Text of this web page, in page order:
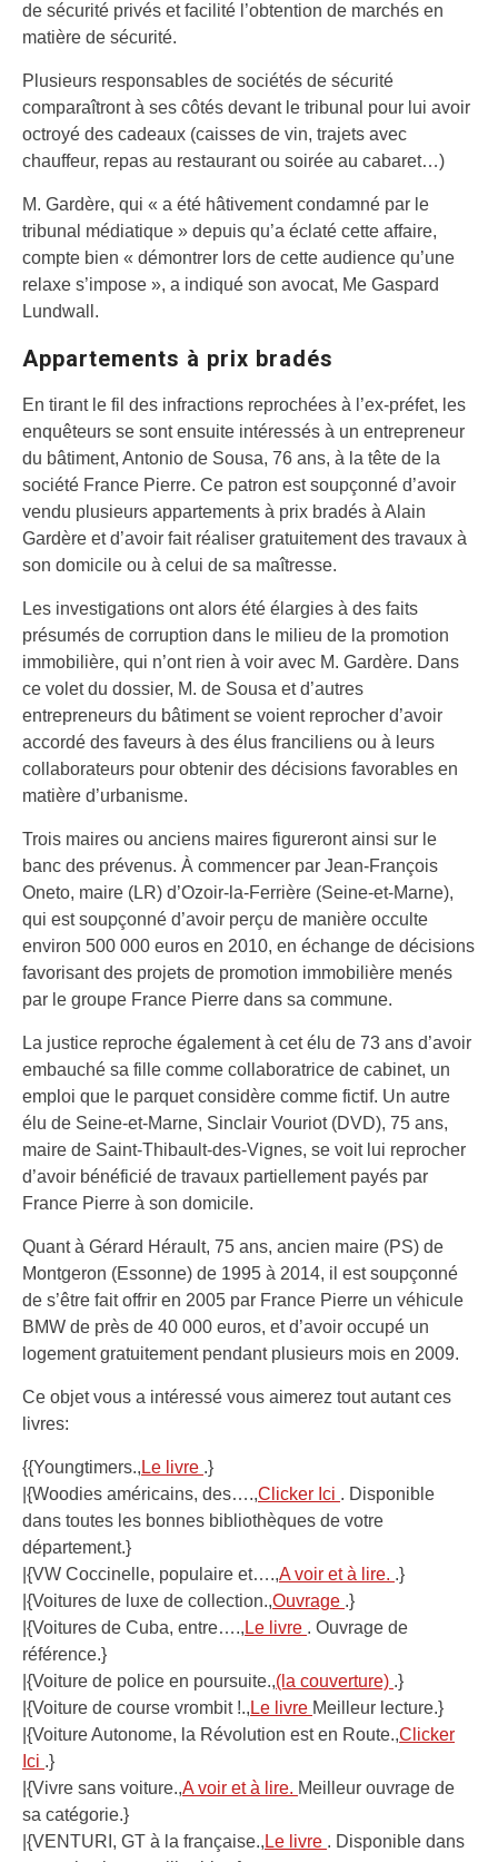
de sécurité privés et facilité l’obtention de marchés en
matière de sécurité.
Plusieurs responsables de sociétés de sécurité
comparaîtront à ses côtés devant le tribunal pour lui avoir
octroyé des cadeaux (caisses de vin, trajets avec
chauffeur, repas au restaurant ou soirée au cabaret…)
M. Gardère, qui « a été hâtivement condamné par le
tribunal médiatique » depuis qu’a éclaté cette affaire,
compte bien « démontrer lors de cette audience qu’une
relaxe s’impose », a indiqué son avocat, Me Gaspard
Lundwall.
Appartements à prix bradés
En tirant le fil des infractions reprochées à l’ex-préfet, les
enquêteurs se sont ensuite intéressés à un entrepreneur
du bâtiment, Antonio de Sousa, 76 ans, à la tête de la
société France Pierre. Ce patron est soupçonné d’avoir
vendu plusieurs appartements à prix bradés à Alain
Gardère et d’avoir fait réaliser gratuitement des travaux à
son domicile ou à celui de sa maîtresse.
Les investigations ont alors été élargies à des faits
présumés de corruption dans le milieu de la promotion
immobilière, qui n’ont rien à voir avec M. Gardère. Dans
ce volet du dossier, M. de Sousa et d’autres
entrepreneurs du bâtiment se voient reprocher d’avoir
accordé des faveurs à des élus franciliens ou à leurs
collaborateurs pour obtenir des décisions favorables en
matière d’urbanisme.
Trois maires ou anciens maires figureront ainsi sur le
banc des prévenus. À commencer par Jean-François
Oneto, maire (LR) d’Ozoir-la-Ferrière (Seine-et-Marne),
qui est soupçonné d’avoir perçu de manière occulte
environ 500 000 euros en 2010, en échange de décisions
favorisant des projets de promotion immobilière menés
par le groupe France Pierre dans sa commune.
La justice reproche également à cet élu de 73 ans d’avoir
embauché sa fille comme collaboratrice de cabinet, un
emploi que le parquet considère comme fictif. Un autre
élu de Seine-et-Marne, Sinclair Vouriot (DVD), 75 ans,
maire de Saint-Thibault-des-Vignes, se voit lui reprocher
d’avoir bénéficié de travaux partiellement payés par
France Pierre à son domicile.
Quant à Gérard Hérault, 75 ans, ancien maire (PS) de
Montgeron (Essonne) de 1995 à 2014, il est soupçonné
de s’être fait offrir en 2005 par France Pierre un véhicule
BMW de près de 40 000 euros, et d’avoir occupé un
logement gratuitement pendant plusieurs mois en 2009.
Ce objet vous a intéressé vous aimerez tout autant ces
livres:
{{Youngtimers., Le livre .}
|{Woodies américains, des….,Clicker Ici . Disponible
dans toutes les bonnes bibliothèques de votre
département.}
|{VW Coccinelle, populaire et….,A voir et à lire. .}
|{Voitures de luxe de collection.,Ouvrage .}
|{Voitures de Cuba, entre…., Le livre . Ouvrage de
référence.}
|{Voiture de police en poursuite.,(la couverture) .}
|{Voiture de course vrombit !., Le livre Meilleur lecture.}
|{Voiture Autonome, la Révolution est en Route.,Clicker
Ici .}
|{Vivre sans voiture.,A voir et à lire. Meilleur ouvrage de
sa catégorie.}
|{VENTURI, GT à la française., Le livre . Disponible dans